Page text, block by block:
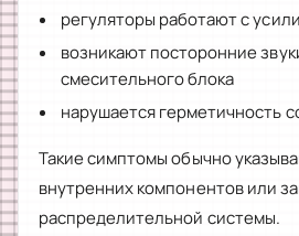
регуляторы работают с
возникают посторонние
смесительного блока
нарушается герметичность
Такие симптомы обычно
внутренних компонентов или
распределительной системы.